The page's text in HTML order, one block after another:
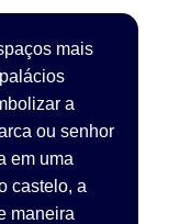
mais
a
ou senhor
em uma
castelo, a
maneira